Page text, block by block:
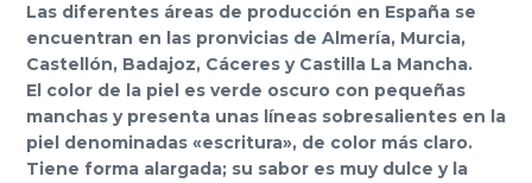
Las diferentes áreas de producción en España se
encuentran en las pronvicias de Almería, Murcia,
Castellón, Badajoz, Cáceres y Castilla La Mancha.
El color de la piel es verde oscuro con pequeñas
manchas y presenta unas líneas sobresalientes en la
piel denominadas «escritura», de color más claro.
Tiene forma alargada; su sabor es muy dulce y la